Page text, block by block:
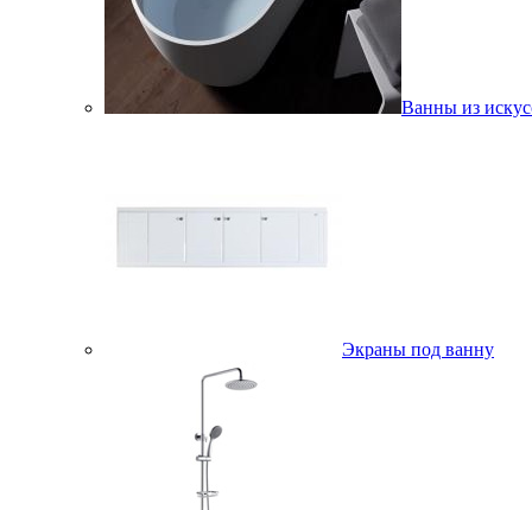
Ванны из
Экраны под ванну